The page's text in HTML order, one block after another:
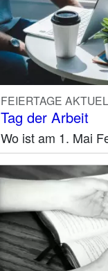
FEIERTAGE
Tag der Arbeit
Wo ist am 1. Mai